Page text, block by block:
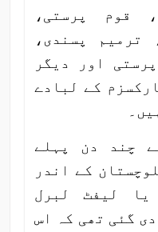
قوم پرستی،
ترمیم پسندی،
اور دیگر
کے لبادے
چند دن پہلے
کے اندر
یا لیفٹ لبرل
گئی تھی کہ اس